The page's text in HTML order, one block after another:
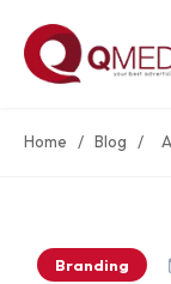
Home / Blog /
Branding